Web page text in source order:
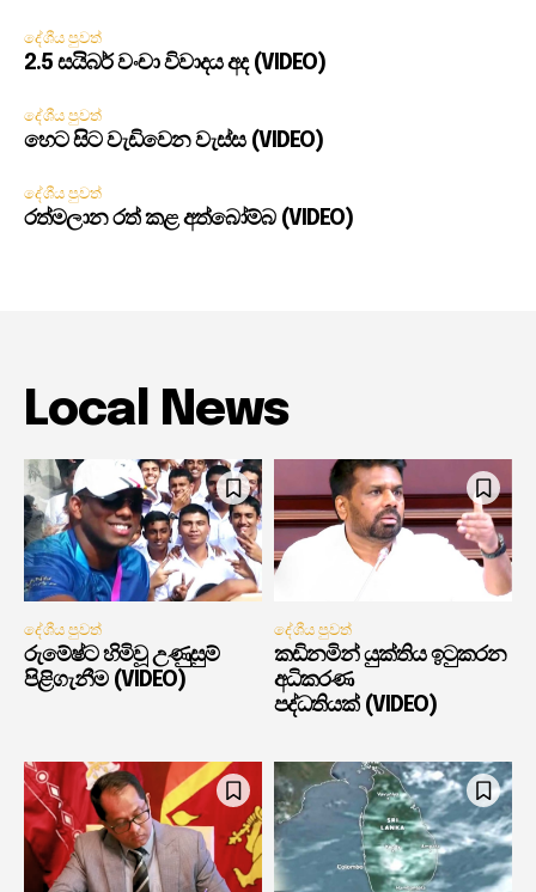
දේශීය පුවත්
2.5 සයිබර් වංචා විවාදය අද (VIDEO)
දේශීය පුවත්
හෙට සිට වැඩිවෙන වැස්ස (VIDEO)
දේශීය පුවත්
රත්මලාන රත් කළ අත්බෝම්බ (VIDEO)
Local News
දේශීය පුවත්
රුමේෂ්ට හිමිවූ උණුසුම්
පිළිගැනීම (VIDEO)
දේශීය පුවත්
කඩිනමින් යුක්තිය ඉටුකරන
අධිකරණ
පද්ධතියක් (VIDEO)